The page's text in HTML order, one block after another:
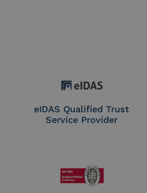
eIDAS Qualified Trust
Service Provider